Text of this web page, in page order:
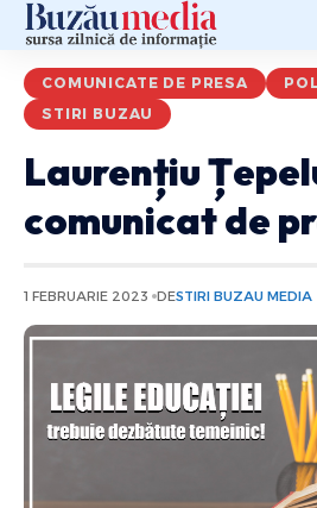
COMUNICATE DE PRESA
STIRI BUZAU
Laurențiu
comunicat de
1 FEBRUARIE 2023 DESTIRI BUZAU MEDIA